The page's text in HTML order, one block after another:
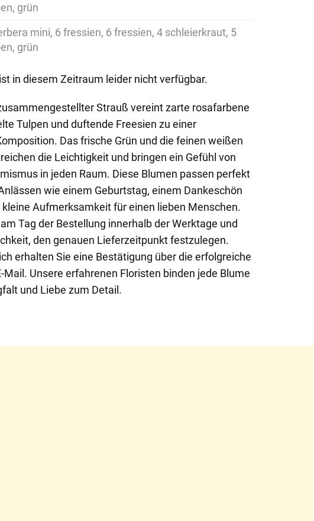
grün
mini, 6 fressien, 6 fressien, 4 schleierkraut, 5
grün
in diesem Zeitraum leider nicht verfügbar.
Strauß vereint zarte rosafarbene
Tulpen und duftende Freesien zu einer
Das frische Grün und die feinen weißen
die Leichtigkeit und bringen ein Gefühl von
in jeden Raum. Diese Blumen passen perfekt
wie einem Geburtstag, einem Dankeschön
Aufmerksamkeit für einen lieben Menschen.
Tag der Bestellung innerhalb der Werktage und
den genauen Lieferzeitpunkt festzulegen.
erhalten Sie eine Bestätigung über die erfolgreiche
Mail. Unsere erfahrenen Floristen binden jede Blume
und Liebe zum Detail.